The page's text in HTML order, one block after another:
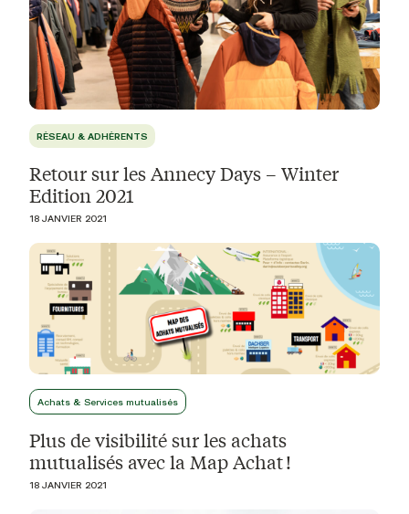
RÉSEAU & ADHÉRENTS
Retour sur les Annecy Days – Winter
Edition 2021
18 JANVIER 2021
Achats & Services mutualisés
Plus de visibilité sur les achats
mutualisés avec la Map Achat !
18 JANVIER 2021